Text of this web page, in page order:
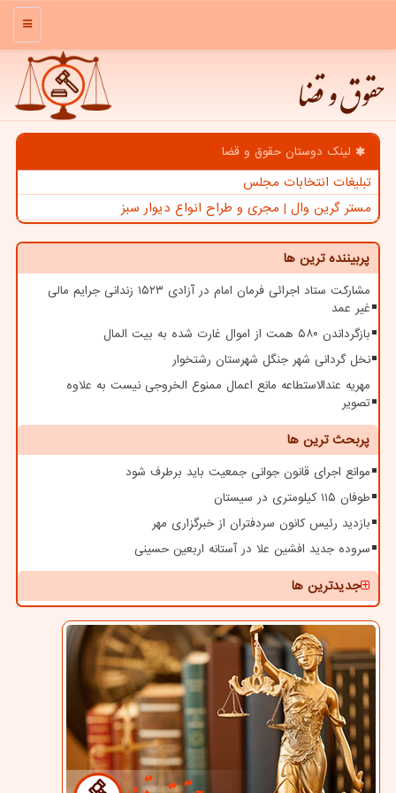
منو
حقوق و قضا
لینک دوستان حقوق و قضا
تبلیغات انتخابات مجلس
مستر گرین وال | مجری و طراح انواع دیوار سبز
پربیننده ترین ها
مشارکت ستاد اجرائی فرمان امام در آزادی ۱۵۲۳ زندانی جرایم مالی
غیر عمد
بازگرداندن ۵۸۰ همت از اموال غارت شده به بیت المال
نخل گردانی شهر جنگل شهرستان رشتخوار
مهریه عندالاستطاعه مانع اعمال ممنوع الخروجی نیست به علاوه
تصویر
پربحث ترین ها
موانع اجرای قانون جوانی جمعیت باید برطرف شود
طوفان ۱۱۵ کیلومتری در سیستان
بازدید رئیس کانون سردفتران از خبرگزاری مهر
سروده جدید افشین علا در آستانه اربعین حسینی
جدیدترین ها